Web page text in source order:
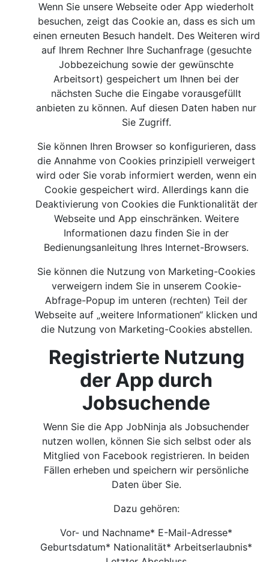
Wenn Sie unsere Webseite oder App wiederholt
besuchen, zeigt das Cookie an, dass es sich um
einen erneuten Besuch handelt. Des Weiteren wird
auf Ihrem Rechner Ihre Suchanfrage (gesuchte
Jobbezeichung sowie der gewünschte
Arbeitsort) gespeichert um Ihnen bei der
nächsten Suche die Eingabe vorausgefüllt
anbieten zu können. Auf diesen Daten haben nur
Sie Zugriff.
Sie können Ihren Browser so konfigurieren, dass
die Annahme von Cookies prinzipiell verweigert
wird oder Sie vorab informiert werden, wenn ein
Cookie gespeichert wird. Allerdings kann die
Deaktivierung von Cookies die Funktionalität der
Webseite und App einschränken. Weitere
Informationen dazu finden Sie in der
Bedienungsanleitung Ihres Internet-Browsers.
Sie können die Nutzung von Marketing-Cookies
verweigern indem Sie in unserem Cookie-
Abfrage-Popup im unteren (rechten) Teil der
Webseite auf „weitere Informationen“ klicken und
die Nutzung von Marketing-Cookies abstellen.
Registrierte Nutzung
der App durch
Jobsuchende
Wenn Sie die App JobNinja als Jobsuchender
nutzen wollen, können Sie sich selbst oder als
Mitglied von Facebook registrieren. In beiden
Fällen erheben und speichern wir persönliche
Daten über Sie.
Dazu gehören:
Vor- und Nachname* E-Mail-Adresse*
Geburtsdatum* Nationalität* Arbeitserlaubnis*